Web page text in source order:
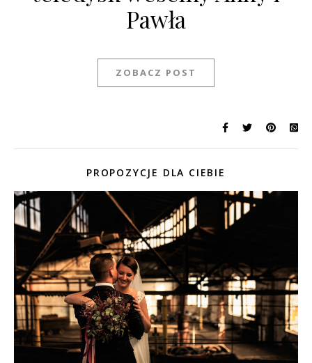
Pawła
ZOBACZ POST
PROPOZYCJE DLA CIEBIE